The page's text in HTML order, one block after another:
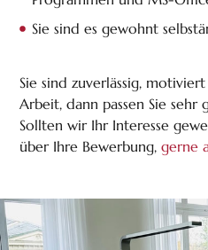
Sie sind es gewohnt
Sie sind zuverlässig,
Arbeit, dann passen Sie sehr
Sollten wir Ihr Interesse
über Ihre Bewerbung,gerne